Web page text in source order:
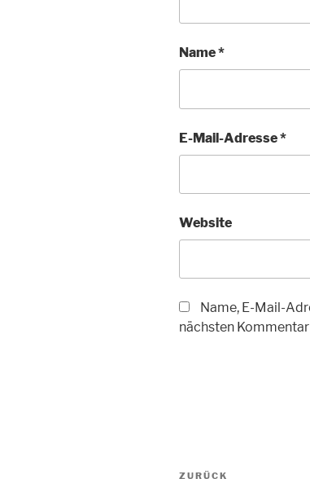
Name*
E-Mail-Adresse*
Website
Name, E-Mail-
nächsten
ZURÜCK